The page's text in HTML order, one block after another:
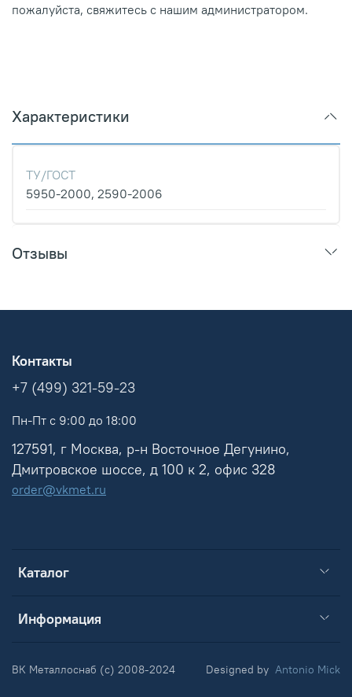
пожалуйста, свяжитесь с нашим администратором.
Характеристики
ТУ/ГОСТ
5950-2000, 2590-2006
Отзывы
Каталог
Информация
Контакты
+7 (499) 321-59-23
Пн-Пт с 9:00 до 18:00
127591, г Москва, р-н Восточное Дегунино,
Дмитровское шоссе, д 100 к 2, офис 328
order@vkmet.ru
ВК Металлоснаб (c) 2008-2024 Designed by Antonio Mick